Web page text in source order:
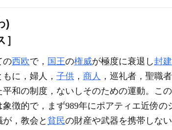
)
の西欧で， 国王の権威が極度に衰退し封
に，婦人， 子供 ， 商人 ，巡礼者，聖職
和の制度，ないしそのための運動。こ
象徴的で，まず989年にポアティエ近傍の
，教会と 貧民の財産や武器を携帯しな